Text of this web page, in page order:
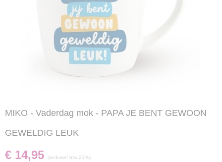
MIKO - Vaderdag mok - PAPA JE BENT GEWOON
GEWELDIG LEUK
€ 14,95 (inclusief btw 21%)